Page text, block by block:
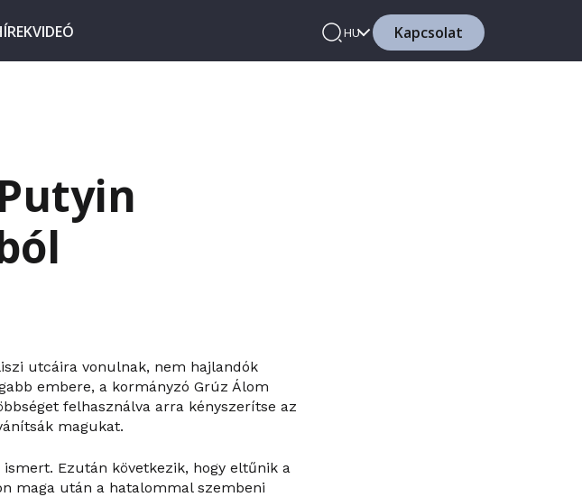
VIDEÓ HU Kapcsolat
utcáira vonulnak, nem hajlandók
embere, a kormányzó Grúz Álom
felhasználva arra kényszerítse az
magukat.
Ezután következik, hogy eltűnik a
maga után a hatalommal szembeni